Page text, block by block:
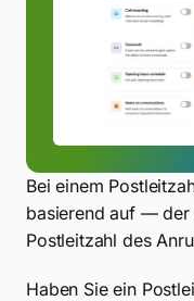
Bei einem
basierend auf —
Postleitzahl des
Haben Sie ein